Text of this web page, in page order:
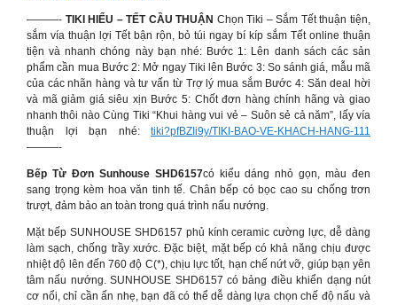
———- TIKI HIỂU – TẾT CẦU THUẬN Chọn Tiki – Sắm Tết thuận tiện,
sắm vía thuận lợi Tết bận rộn, bỏ túi ngay bí kíp sắm Tết online thuận
tiện và nhanh chóng này bạn nhé: Bước 1: Lên danh sách các sản
phẩm cần mua Bước 2: Mở ngay Tiki lên Bước 3: So sánh giá, mẫu mã
của các nhãn hàng và tư vấn từ Trợ lý mua sắm Bước 4: Săn deal hời
và mã giảm giá siêu xịn Bước 5: Chốt đơn hàng chính hãng và giao
nhanh thôi nào Cùng Tiki “Khui hàng vui vẻ – Suôn sẻ cả năm”, lấy vía
thuận lợi bạn nhé: tiki?pfBZIi9y/TIKI-BAO-VE-KHACH-HANG-111
———-
Bếp Từ Đơn Sunhouse SHD6157có kiểu dáng nhỏ gọn, màu đen
sang trọng kèm hoa văn tinh tế. Chân bếp có bọc cao su chống trơn
trượt, đảm bảo an toàn trong quá trình nấu nướng.
Mặt bếp SUNHOUSE SHD6157 phủ kính ceramic cường lực, dễ dàng
làm sạch, chống trầy xước. Đặc biệt, mặt bếp có khả năng chịu được
nhiệt độ lên đến 760 độ C(*), chịu lực tốt, hạn chế nứt vỡ, giúp bạn yên
tâm nấu nướng. SUNHOUSE SHD6157 có bảng điều khiển dạng nút
cơ nổi, chỉ cần ấn nhẹ, bạn đã có thể dễ dàng lựa chọn chế độ nấu và